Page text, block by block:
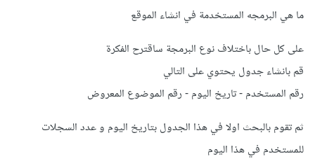
ما هي البرمجه المستخدمة في انشاء الموقع
على كل حال باختلاف نوع البرمجة ساقترح الفكرة
قم بانشاء جدول يحتوي على التالي
رقم المستخدم - تاريخ اليوم - رقم الموضوع المعروض
ثم تقوم بالبحث اولا في هذا الجدول بتاريخ اليوم و عدد السجلات
للمستخدم في هذا اليوم